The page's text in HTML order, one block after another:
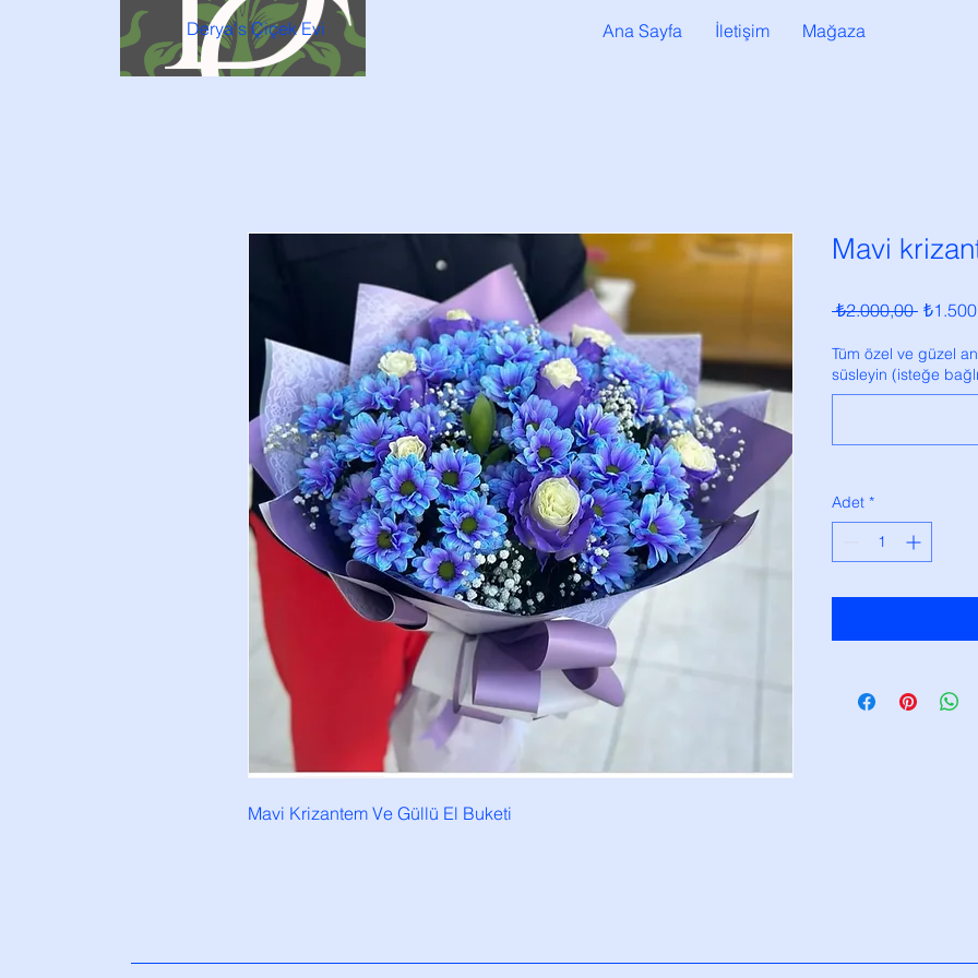
Derya's Çiçek Evi Ana Sayfa İletişim Mağaza
Mavi Krizantem Ve Güllü El Buketi
Mavi
₺2.000,00 Normal
Tüm özel ve güzel
süsleyin (isteğe
Adet *